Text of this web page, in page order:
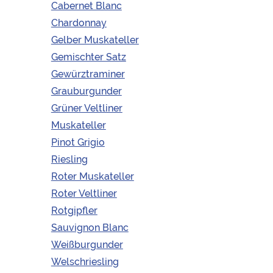
IN DEN WARENKORB
Weingut Böheim |
Carnuntum | Arbesthal |
Definitiv ein Wein mit
hervorragendem
Reifepotential! Dennoch
passt er auch jetzt schon
perfekt zu Wiener
Klassikern, wie Tafelspitz,
Backhendl und Wiener
Weißes Kernobst | Hauch
von Blüten | Feine
Zitroniger Abgang
Grüner Veltliner |
Weingut Böheim
Cabernet Blanc
Chardonnay
Gelber Muskateller
Gemischter Satz
Gewürztraminer
Grauburgunder
Grüner Veltliner
Muskateller
Pinot Grigio
Riesling
Roter Muskateller
Roter Veltliner
Rotgipfler
Sauvignon Blanc
Weißburgunder
Welschriesling